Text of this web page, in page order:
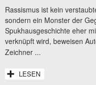
Rassismus ist kein
sondern ein Monster der
Spukhausgeschichte eher
verknüpft wird, beweisen
Zeichner ...
LESEN